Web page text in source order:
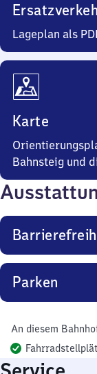
Lageplan als
Karte
Bahnsteig und
Parken
An diesem